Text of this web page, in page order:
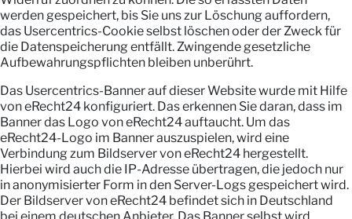
werden gespeichert, bis Sie uns zur Löschung auffordern,
das Usercentrics-Cookie selbst löschen oder der Zweck für
die Datenspeicherung entfällt. Zwingende gesetzliche
Aufbewahrungspflichten bleiben unberührt.
Das Usercentrics-Banner auf dieser Website wurde mit Hilfe
von eRecht24 konfiguriert. Das erkennen Sie daran, dass im
Banner das Logo von eRecht24 auftaucht. Um das
eRecht24-Logo im Banner auszuspielen, wird eine
Verbindung zum Bildserver von eRecht24 hergestellt.
Hierbei wird auch die IP-Adresse übertragen, die jedoch nur
in anonymisierter Form in den Server-Logs gespeichert wird.
Der Bildserver von eRecht24 befindet sich in Deutschland